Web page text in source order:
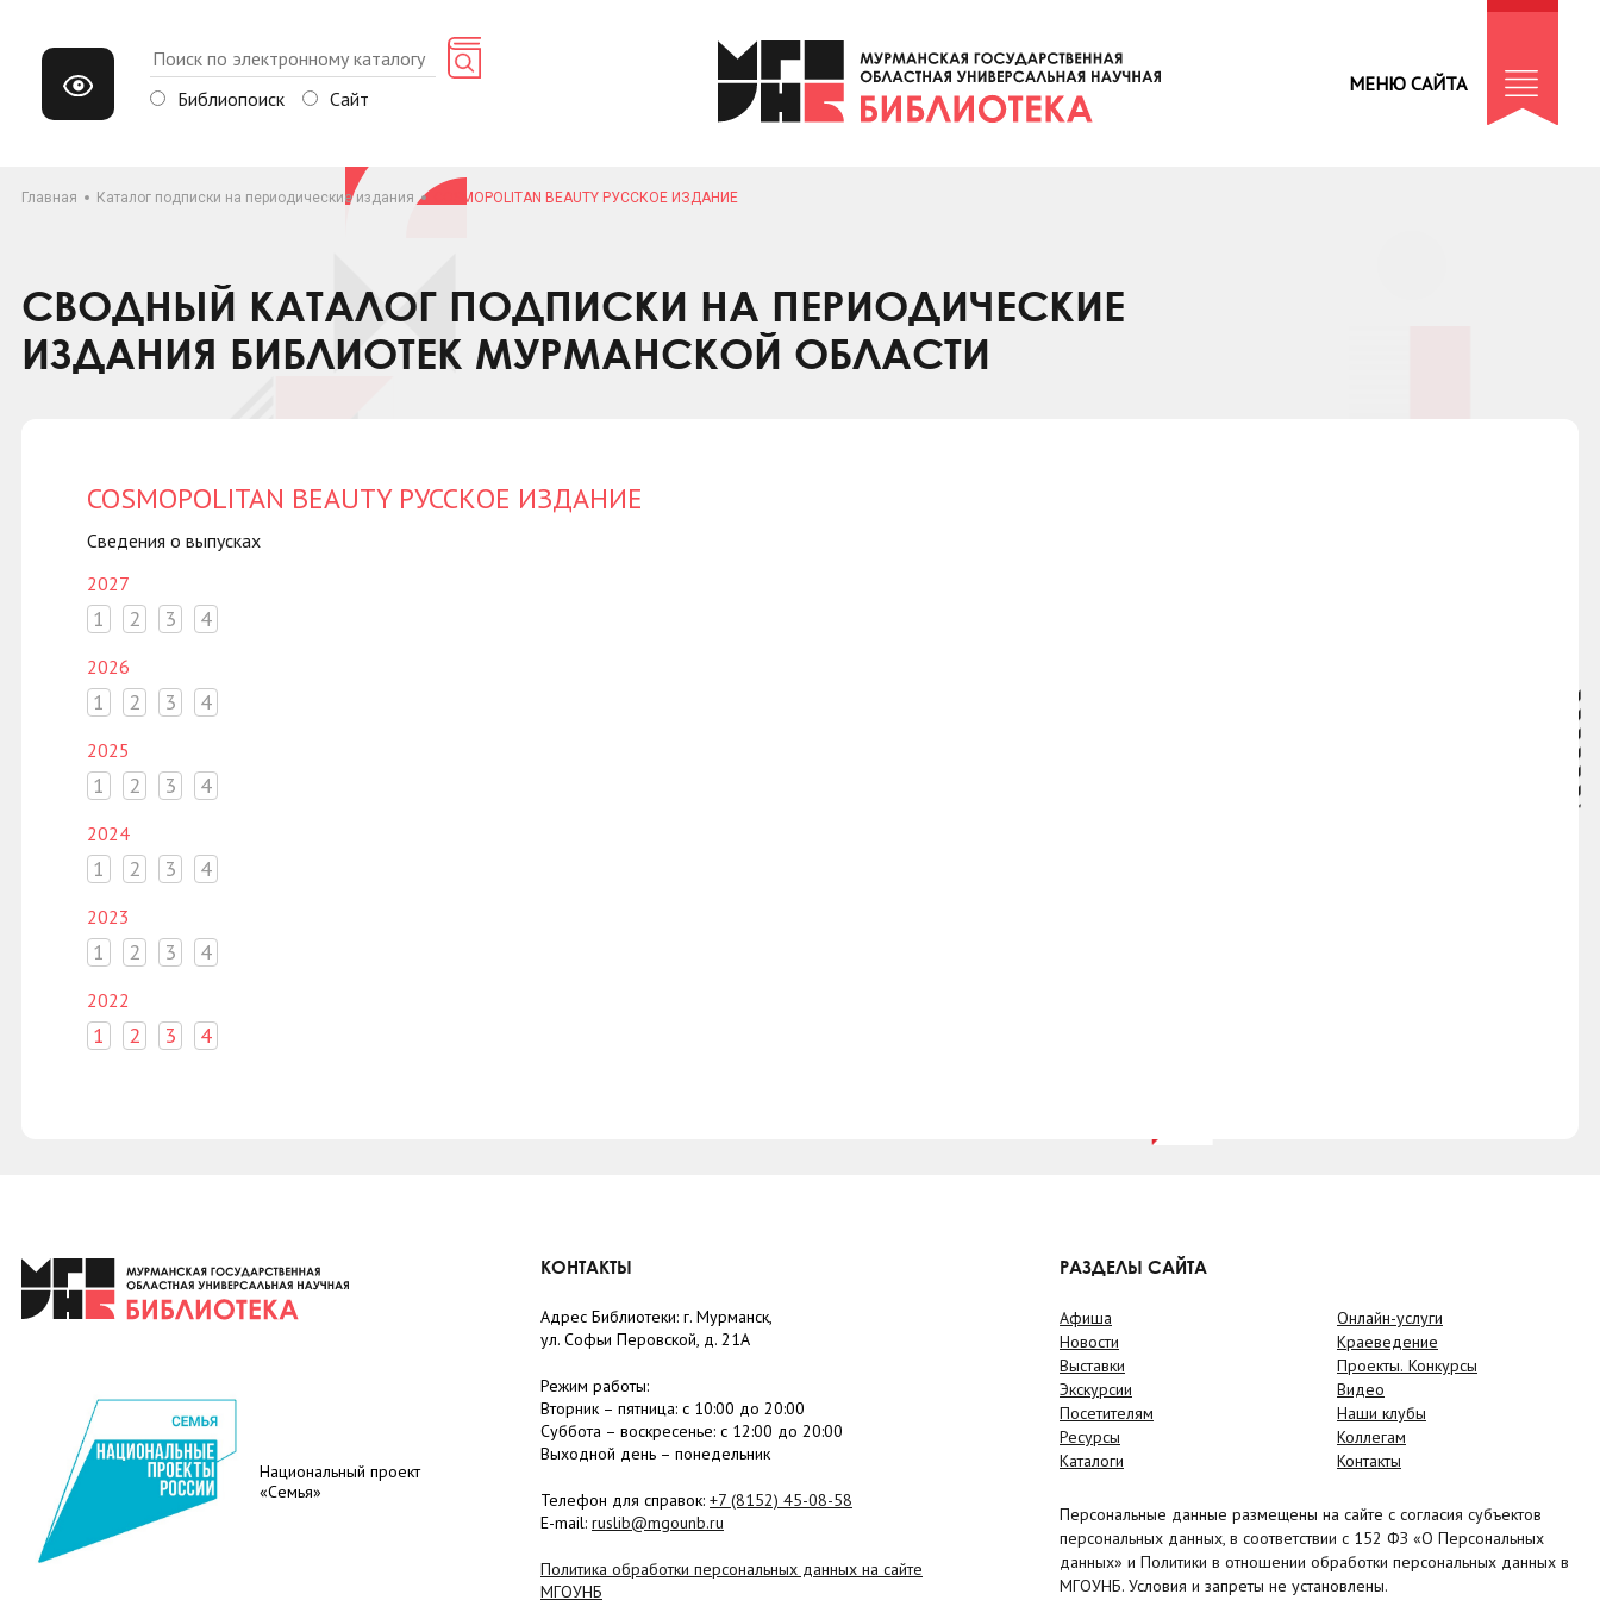
Библиопоиск Сайт
МЕНЮ САЙТА
Главная Каталог подписки на периодические издания COSMOPOLITAN BEAUTY РУССКОЕ ИЗДАНИЕ
СВОДНЫЙ КАТАЛОГ ПОДПИСКИ НА ПЕРИОДИЧЕСКИЕ
ИЗДАНИЯ БИБЛИОТЕК МУРМАНСКОЙ ОБЛАСТИ
COSMOPOLITAN BEAUTY РУССКОЕ ИЗДАНИЕ
Сведения о выпусках
2027
1 2 3 4
2026
1 2 3 4
2025
1 2 3 4
2024
1 2 3 4
2023
1 2 3 4
2022
1 2 3 4
Национальный проект
«Семья»
КОНТАКТЫ
Адрес Библиотеки: г. Мурманск,
ул. Софьи Перовской, д. 21А
Режим работы:
Вторник – пятница: с 10:00 до 20:00
Суббота – воскресенье: c 12:00 до 20:00
Выходной день – понедельник
Телефон для справок: +7 (8152) 45-08-58
E-mail: ruslib@mgounb.ru
Политика обработки персональных данных на сайте
МГОУНБ
РАЗДЕЛЫ САЙТА
Афиша
Новости
Выставки
Экскурсии
Посетителям
Ресурсы
Каталоги
Онлайн-услуги
Краеведение
Проекты. Конкурсы
Видео
Наши клубы
Коллегам
Контакты
Персональные данные размещены на сайте с согласия субъектов
персональных данных, в соответствии с 152 ФЗ «О Персональных
данных» и Политики в отношении обработки персональных данных в
МГОУНБ. Условия и запреты не установлены.